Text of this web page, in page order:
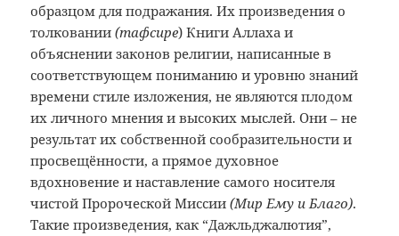
образцом для подражания. Их произведения о
толковании(тафсире) Книги Аллаха и
объяснении законов религии, написанные в
соответствующем пониманию и уровню знаний
времени стиле изложения, не являются плодом
их личного мнения и высоких мыслей. Они – не
результат их собственной сообразительности и
просвещённости, а прямое духовное
вдохновение и наставление самого носителя
чистой Пророческой Миссии(Мир Ему и Благо).
Такие произведения, как “Дажльджалютия”,